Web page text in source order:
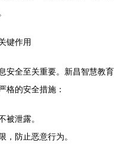
键作用
安全至关重要。新昌智慧教育
格的安全措施：
被泄露。
，防止恶意行为。